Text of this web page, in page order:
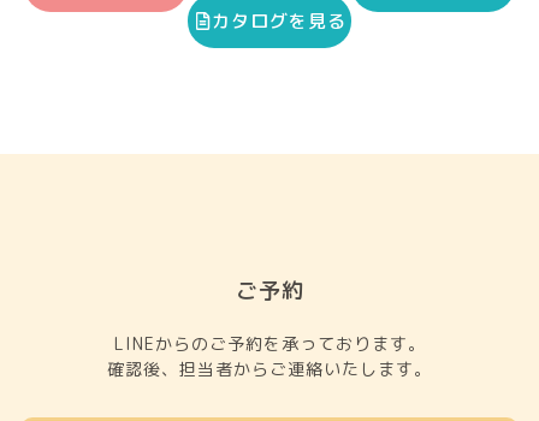
カタログを見る
ご予約
LINEからのご予約を承っております。
確認後、担当者からご連絡いたします。